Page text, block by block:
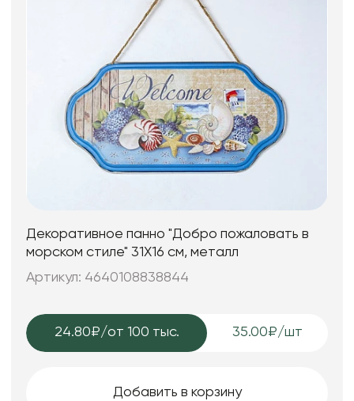
Декоративное панно "Добро пожаловать в
морском стиле" 31X16 см, металл
Артикул: 4640108838844
24.80₽/от 100 тыс. 35.00₽/шт
Добавить в корзину